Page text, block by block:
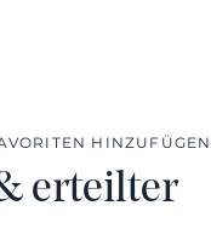
HINZUFÜGEN
erteilter